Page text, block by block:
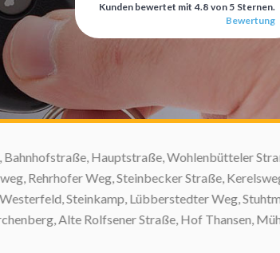
Kunden bewertet mit 4.8 von 5 Sternen.
Bewertung
Hauptstraße, Wohlenbütteler Straße,
Weg, Steinbecker Straße, Kerelsweg,
Steinkamp, Lübberstedter Weg,
Alte Rolfsener Straße, Hof Thansen,